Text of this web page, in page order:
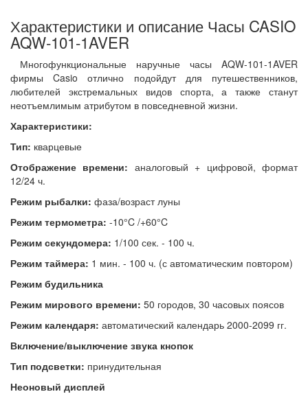
Характеристики и описание Часы CASIO
AQW-101-1AVER
Многофункциональные наручные часы AQW-101-1AVER
фирмы Casio отлично подойдут для путешественников,
любителей экстремальных видов спорта, а также станут
неотъемлимым атрибутом в повседневной жизни.
Характеристики:
Тип: кварцевые
Отображение времени: аналоговый + цифровой, формат
12/24 ч.
Режим рыбалки: фаза/возраст луны
Режим термометра: -10°C /+60°C
Режим секундомера: 1/100 сек. - 100 ч.
Режим таймера: 1 мин. - 100 ч. (с автоматическим повтором)
Режим будильника
Режим мирового времени: 50 городов, 30 часовых поясов
Режим календаря: автоматический календарь 2000-2099 гг.
Включение/выключение звука кнопок
Тип подсветки: принудительная
Неоновый дисплей